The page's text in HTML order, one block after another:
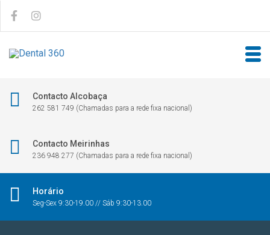
Contacto Alcobaça
262 581 749 (Chamadas para a rede fixa nacional)
Contacto Meirinhas
236 948 277 (Chamadas para a rede fixa nacional)
Horário
Seg-Sex 9:30-19.00 // Sáb 9:30-13.00